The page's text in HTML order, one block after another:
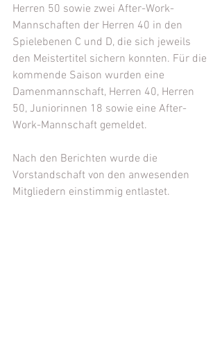
Herren 50 sowie zwei After-Work-
Mannschaften der Herren 40 in den
Spielebenen C und D, die sich jeweils
den Meistertitel sichern konnten. Für die
kommende Saison wurden eine
Damenmannschaft, Herren 40, Herren
50, Juniorinnen 18 sowie eine After-
Work-Mannschaft gemeldet.
Nach den Berichten wurde die
Vorstandschaft von den anwesenden
Mitgliedern einstimmig entlastet.